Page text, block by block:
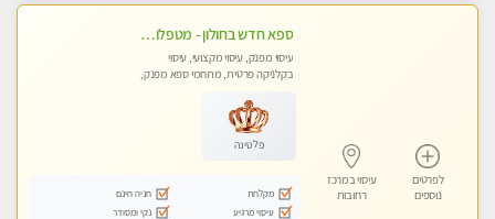
לפרטים
נוספים
עיסוי במרכז
רחובות
ספא חדש בחולון - מטפלות מקצועיות ברמה גבוהה מומלץ מאוד !!! . . highly recommended..new in the city -אין פרטים נוספים במקום -ללא מין !!
עיסוי מפנק, עיסוי מקצועי, עיסוי
בקלניקה פרטית, מתחמי ספא מפנק,
פלטינה
מקלחת
חניה חינם
עיסוי מרגיע
נקי ומסודר